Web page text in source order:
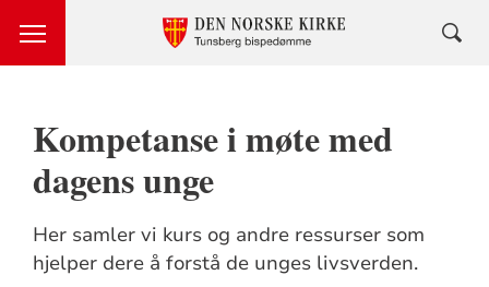
Kompetanse i møte med
dagens unge
Her samler vi kurs og andre ressurser som
hjelper dere å forstå de unges livsverden.